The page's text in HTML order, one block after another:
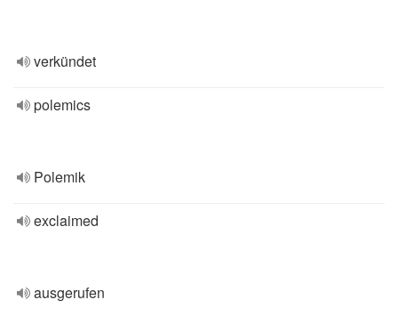
verkündet
polemics
Polemik
exclaimed
ausgerufen